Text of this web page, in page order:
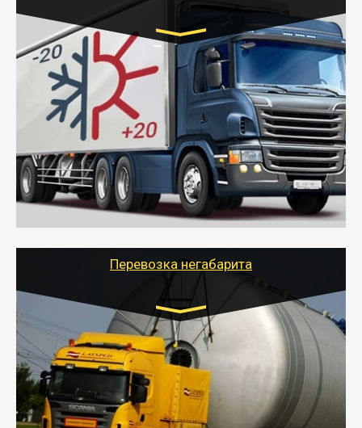
Транспорт:
Газель (1,5 и 3 тонны), Бычок, Еврофура от 5 до
10 тонн
от 6000 руб.
- Рефрижераторные перевозки грузов с
соблюдением температурного режима, работающим
термописцем, санитарной обработкой кузова и мед.
книжкой у водителя.
- Тайгер Логистик поможет быстро перевезти
скоропортящиеся продукты в любой город России с
Перевозка негабарита
Цена за км. Рассчитывается
индивидуально
- Перевозка техники и негабаритных грузов
осуществляется после получения разрешения на
перевозку (обычно 7-14 дней).